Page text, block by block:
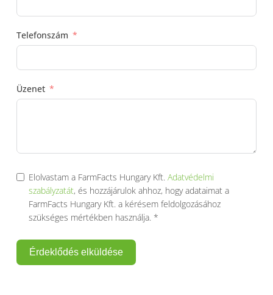
Telefonszám
Üzenet
Elolvastam a FarmFacts Hungary Kft.Adatvédelmi
szabályzatát, és hozzájárulok ahhoz, hogy adataimat a
FarmFacts Hungary Kft. a kérésem feldolgozásához
szükséges mértékben használja. *
Érdeklődés elküldése